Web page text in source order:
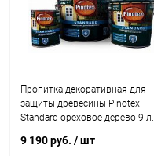
Пропитка декоративная для
защиты древесины Pinotex
Standard ореховое дерево 9 л.
9 190 руб. / шт